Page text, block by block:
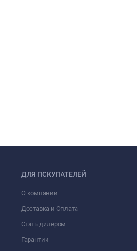
ДЛЯ ПОКУПАТЕЛЕЙ
О компании
Доставка и Оплата
Стать дилером
Гарантии